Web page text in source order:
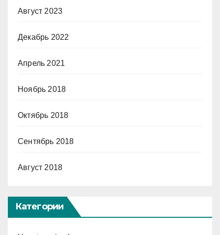
Август 2023
Декабрь 2022
Апрель 2021
Ноябрь 2018
Октябрь 2018
Сентябрь 2018
Август 2018
Категории